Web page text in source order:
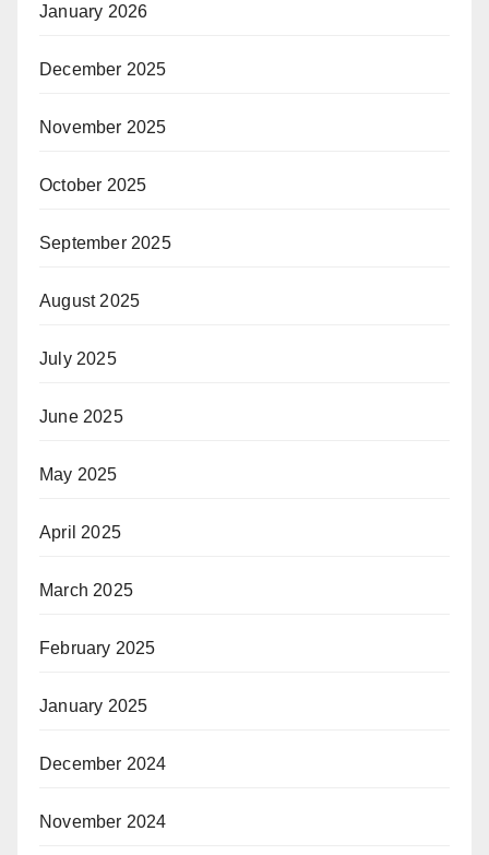
January 2026
December 2025
November 2025
October 2025
September 2025
August 2025
July 2025
June 2025
May 2025
April 2025
March 2025
February 2025
January 2025
December 2024
November 2024